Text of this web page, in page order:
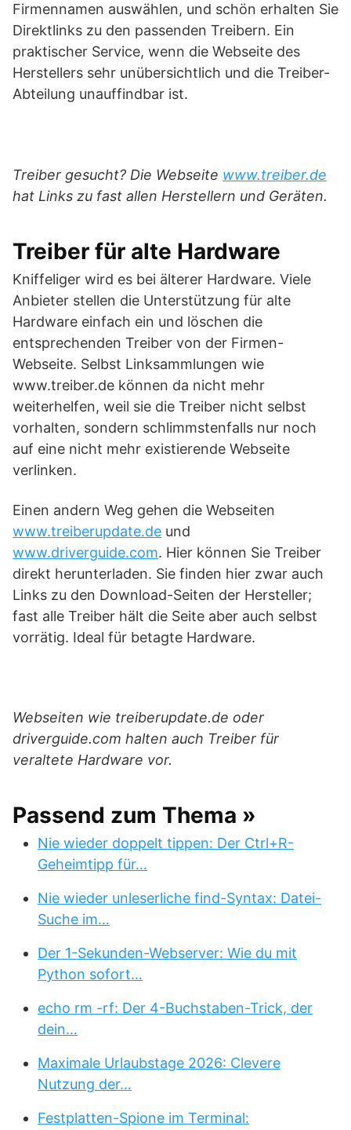
Firmennamen auswählen, und schön erhalten Sie
Direktlinks zu den passenden Treibern. Ein
praktischer Service, wenn die Webseite des
Herstellers sehr unübersichtlich und die Treiber-
Abteilung unauffindbar ist.
Treiber gesucht? Die Webseite www.treiber.de
hat Links zu fast allen Herstellern und Geräten.
Treiber für alte Hardware
Kniffeliger wird es bei älterer Hardware. Viele
Anbieter stellen die Unterstützung für alte
Hardware einfach ein und löschen die
entsprechenden Treiber von der Firmen-
Webseite. Selbst Linksammlungen wie
www.treiber.de können da nicht mehr
weiterhelfen, weil sie die Treiber nicht selbst
vorhalten, sondern schlimmstenfalls nur noch
auf eine nicht mehr existierende Webseite
verlinken.
Einen andern Weg gehen die Webseiten
www.treiberupdate.de und
www.driverguide.com. Hier können Sie Treiber
direkt herunterladen. Sie finden hier zwar auch
Links zu den Download-Seiten der Hersteller;
fast alle Treiber hält die Seite aber auch selbst
vorrätig. Ideal für betagte Hardware.
Webseiten wie treiberupdate.de oder
driverguide.com halten auch Treiber für
veraltete Hardware vor.
Passend zum Thema »
Nie wieder doppelt tippen: Der Ctrl+R-
Geheimtipp für…
Nie wieder unleserliche find-Syntax: Datei-
Suche im…
Der 1-Sekunden-Webserver: Wie du mit
Python sofort…
echo rm -rf: Der 4-Buchstaben-Trick, der
dein…
Maximale Urlaubstage 2026: Clevere
Nutzung der…
Festplatten-Spione im Terminal: